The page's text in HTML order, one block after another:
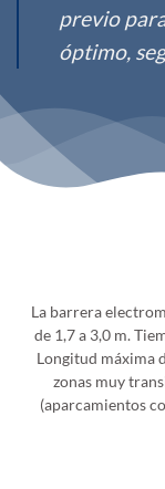
previo
óptimo,
La barrera
de 1,7 a 3,0 m.
Longitud máxima
zonas muy
(aparcamientos